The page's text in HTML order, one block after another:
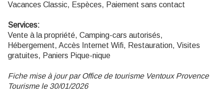
Vacances Classic, Espèces, Paiement sans contact
Services:
Vente à la propriété, Camping-cars autorisés,
Hébergement, Accès Internet Wifi, Restauration, Visites
gratuites, Paniers Pique-nique
Fiche mise à jour par Office de tourisme Ventoux Provence
Tourisme le 30/01/2026